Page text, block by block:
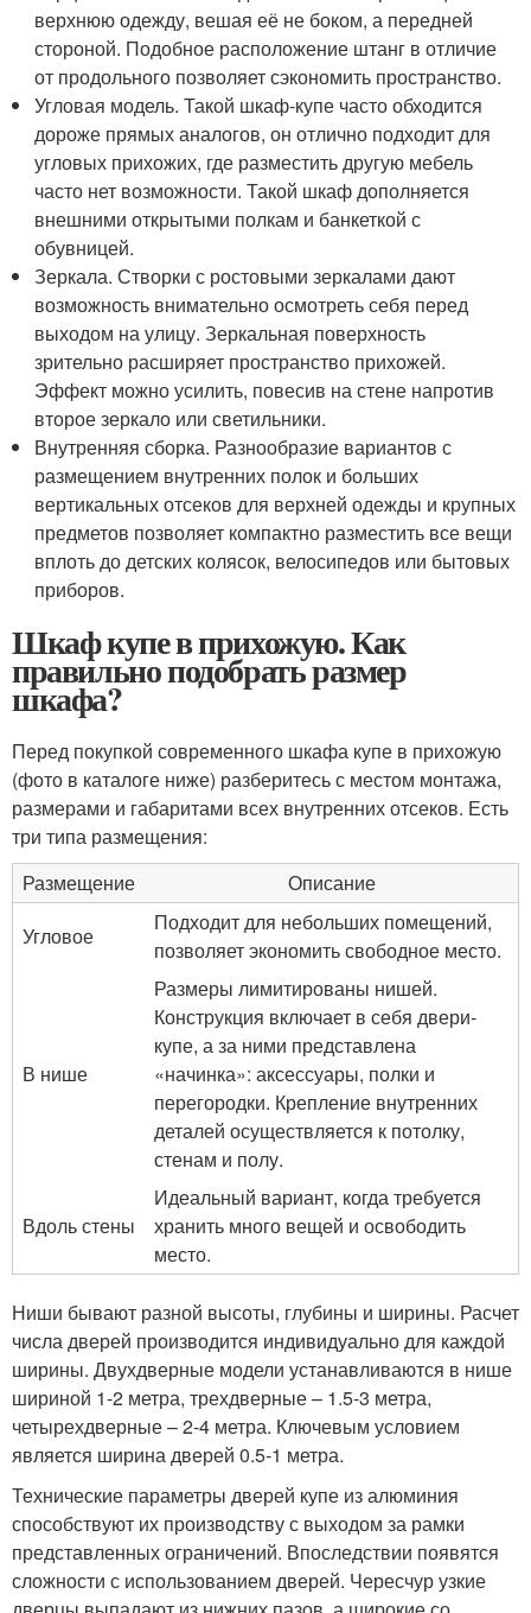
верхнюю одежду, вешая её не боком, а передней
стороной. Подобное расположение штанг в отличие
от продольного позволяет сэкономить пространство.
Угловая модель. Такой шкаф-купе часто обходится
дороже прямых аналогов, он отлично подходит для
угловых прихожих, где разместить другую мебель
часто нет возможности. Такой шкаф дополняется
внешними открытыми полкам и банкеткой с
обувницей.
Зеркала. Створки с ростовыми зеркалами дают
возможность внимательно осмотреть себя перед
выходом на улицу. Зеркальная поверхность
зрительно расширяет пространство прихожей.
Эффект можно усилить, повесив на стене напротив
второе зеркало или светильники.
Внутренняя сборка. Разнообразие вариантов с
размещением внутренних полок и больших
вертикальных отсеков для верхней одежды и крупных
предметов позволяет компактно разместить все вещи
вплоть до детских колясок, велосипедов или бытовых
приборов.
Шкаф купе в прихожую. Как
правильно подобрать размер
шкафа?
Перед покупкой современного шкафа купе в прихожую
(фото в каталоге ниже) разберитесь с местом монтажа,
размерами и габаритами всех внутренних отсеков. Есть
три типа размещения:
Размещение
Описание
Угловое
Подходит для небольших помещений,
позволяет экономить свободное место.
В нише
Размеры лимитированы нишей.
Конструкция включает в себя двери-
купе, а за ними представлена
«начинка»: аксессуары, полки и
перегородки. Крепление внутренних
деталей осуществляется к потолку,
стенам и полу.
Вдоль стены
Идеальный вариант, когда требуется
хранить много вещей и освободить
место.
Ниши бывают разной высоты, глубины и ширины. Расчет
числа дверей производится индивидуально для каждой
ширины. Двухдверные модели устанавливаются в нише
шириной 1-2 метра, трехдверные – 1.5-3 метра,
четырехдверные – 2-4 метра. Ключевым условием
является ширина дверей 0.5-1 метра.
Технические параметры дверей купе из алюминия
способствуют их производству с выходом за рамки
представленных ограничений. Впоследствии появятся
сложности с использованием дверей. Чересчур узкие